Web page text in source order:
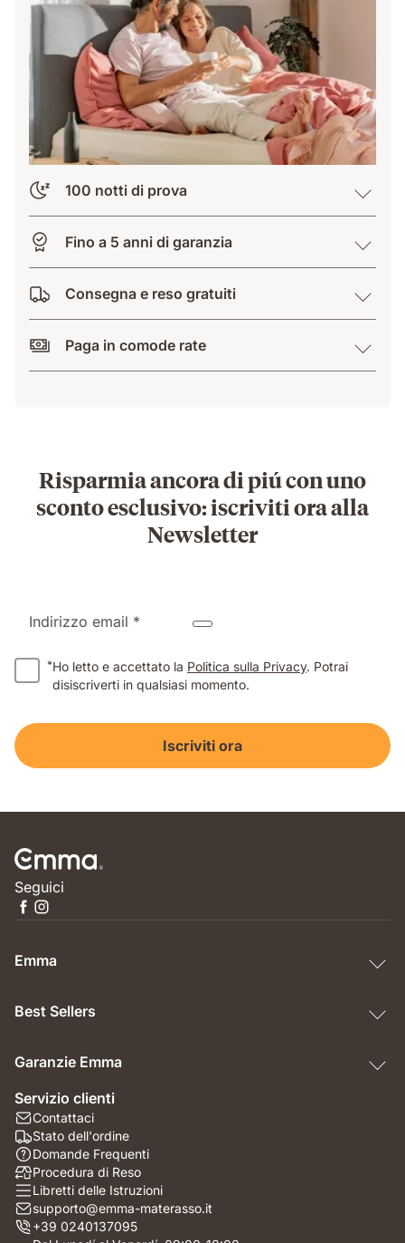
100 notti di prova
Fino a 5 anni di garanzia
Consegna e reso gratuiti
Paga in comode rate
Risparmia ancora di piú con uno
sconto esclusivo: iscriviti ora alla
Newsletter
Indirizzo email *
*Ho letto e accettato la Politica sulla Privacy. Potrai
disiscriverti in qualsiasi momento.
Iscriviti ora
Seguici
Emma
Best Sellers
Garanzie Emma
Servizio clienti
Contattaci
Stato dell'ordine
Domande Frequenti
Procedura di Reso
Libretti delle Istruzioni
supporto@emma-materasso.it
+39 0240137095